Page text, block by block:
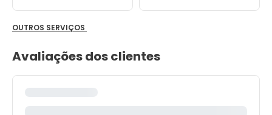
OUTROS SERVIÇOS
Avaliações dos clientes